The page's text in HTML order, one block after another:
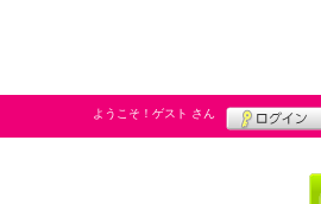
ようこそ！ ゲスト さん